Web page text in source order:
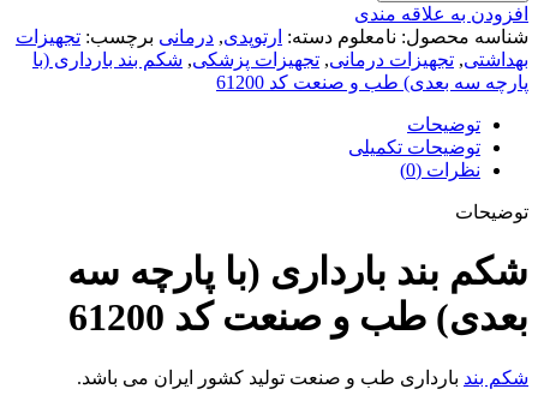
افزودن به علاقه مندی
شناسه محصول: نامعلوم دسته: ارتوپدی, درمانی برچسب: تجهیزات
بهداشتی, تجهیزات درمانی, تجهیزات پزشکی, شکم بند بارداری (با
پارچه سه بعدی) طب و صنعت کد 61200
توضیحات
توضیحات تکمیلی
نظرات (0)
توضیحات
شکم بند بارداری (با پارچه سه
بعدی) طب و صنعت کد 61200
شکم بند بارداری طب و صنعت تولید کشور ایران می باشد.